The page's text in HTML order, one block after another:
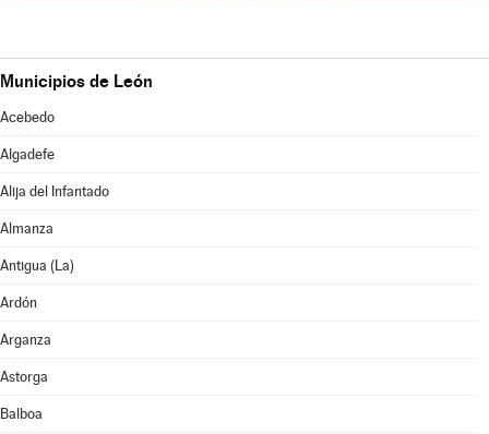
Municipios de León
Acebedo
Algadefe
Alija del Infantado
Almanza
Antigua (La)
Ardón
Arganza
Astorga
Balboa